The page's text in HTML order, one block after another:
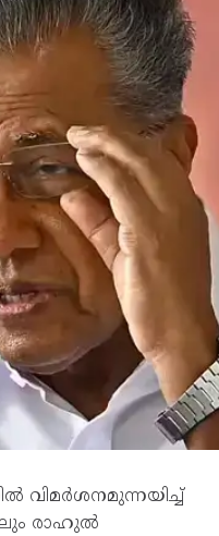
വിമർശനമുന്നയിച്ച്
രാഹുൽ